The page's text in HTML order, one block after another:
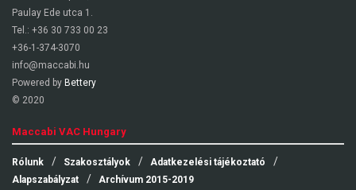
Paulay Ede utca 1.
Tel.: +36 30 733 00 23
+36-1-374-3070
info@maccabi.hu
Powered by Bettery
© 2020
Maccabi VAC Hungary
Rólunk Szakosztályok
Adatkezelési tájékoztató
Alapszabályzat
Archívum 2015-2019